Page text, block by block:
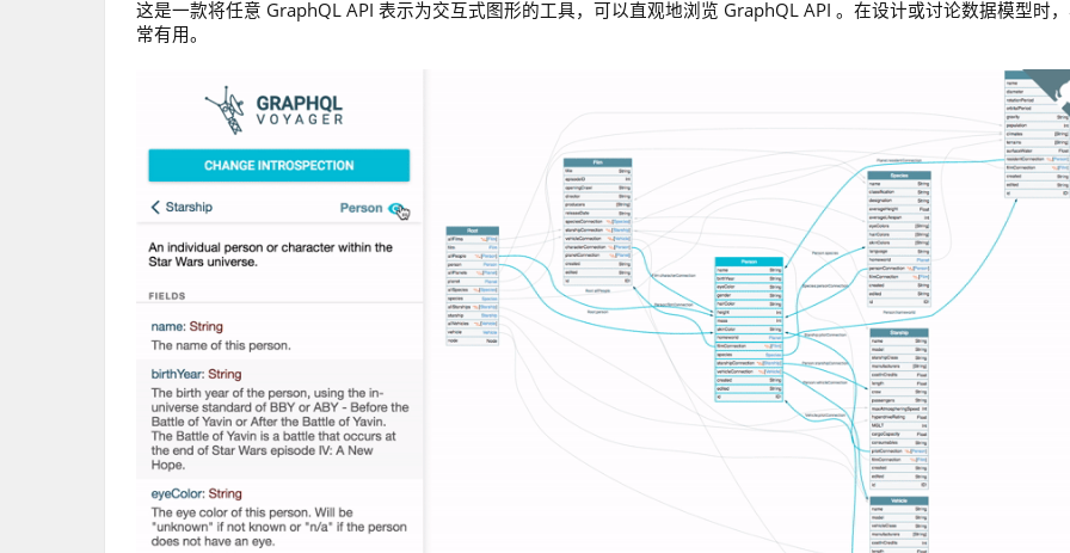
这是一款将任意 GraphQL API 表示为交互式图形的工具，可以直观地浏览 GraphQL API 。在设计或讨论数据模型时
常有用。